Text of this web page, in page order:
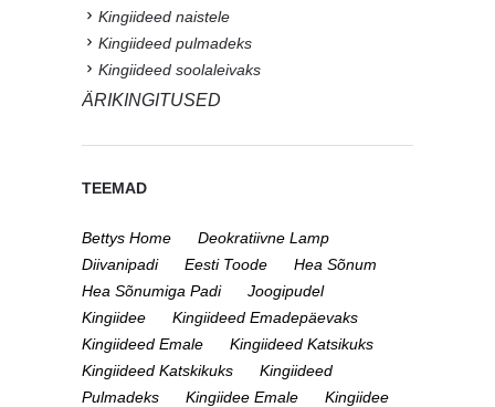
Kingiideed naistele
Kingiideed pulmadeks
Kingiideed soolaleivaks
ÄRIKINGITUSED
TEEMAD
Bettys Home
Deokratiivne Lamp
Diivanipadi
Eesti Toode
Hea Sõnum
Hea Sõnumiga Padi
Joogipudel
Kingiidee
Kingiideed Emadepäevaks
Kingiideed Emale
Kingiideed Katsikuks
Kingiideed Katskikuks
Kingiideed
Pulmadeks
Kingiidee Emale
Kingiidee